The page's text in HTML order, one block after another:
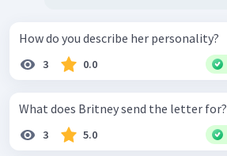
How do you describe her personality?
3 0.0
What does Britney send the letter for?
3 5.0